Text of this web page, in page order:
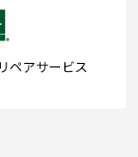
ペアサービス